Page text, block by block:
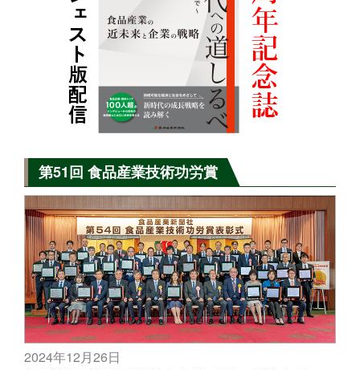
第51回 食品産業技術功労賞
2024年12月26日